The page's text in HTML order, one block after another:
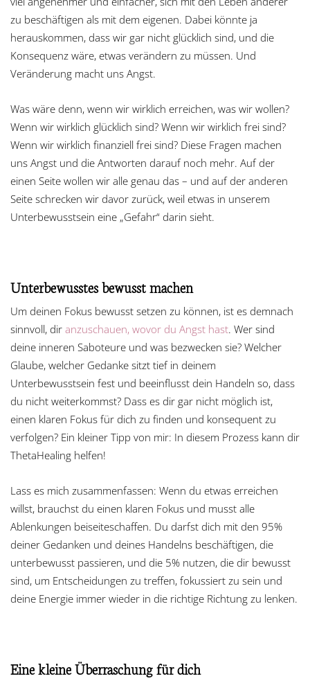
zu beschäftigen als mit dem eigenen. Dabei könnte ja
herauskommen, dass wir gar nicht glücklich sind, und die
Konsequenz wäre, etwas verändern zu müssen. Und
Veränderung macht uns Angst.
Was wäre denn, wenn wir wirklich erreichen, was wir wollen?
Wenn wir wirklich glücklich sind? Wenn wir wirklich frei sind?
Wenn wir wirklich finanziell frei sind? Diese Fragen machen
uns Angst und die Antworten darauf noch mehr. Auf der
einen Seite wollen wir alle genau das – und auf der anderen
Seite schrecken wir davor zurück, weil etwas in unserem
Unterbewusstsein eine „Gefahr“ darin sieht.
Unterbewusstes bewusst machen
Um deinen Fokus bewusst setzen zu können, ist es demnach
sinnvoll, dir anzuschauen, wovor du Angst hast. Wer sind
deine inneren Saboteure und was bezwecken sie? Welcher
Glaube, welcher Gedanke sitzt tief in deinem
Unterbewusstsein fest und beeinflusst dein Handeln so, dass
du nicht weiterkommst? Dass es dir gar nicht möglich ist,
einen klaren Fokus für dich zu finden und konsequent zu
verfolgen? Ein kleiner Tipp von mir: In diesem Prozess kann dir
ThetaHealing helfen!
Lass es mich zusammenfassen: Wenn du etwas erreichen
willst, brauchst du einen klaren Fokus und musst alle
Ablenkungen beiseiteschaffen. Du darfst dich mit den 95%
deiner Gedanken und deines Handelns beschäftigen, die
unterbewusst passieren, und die 5% nutzen, die dir bewusst
sind, um Entscheidungen zu treffen, fokussiert zu sein und
deine Energie immer wieder in die richtige Richtung zu lenken.
Eine kleine Überraschung für dich